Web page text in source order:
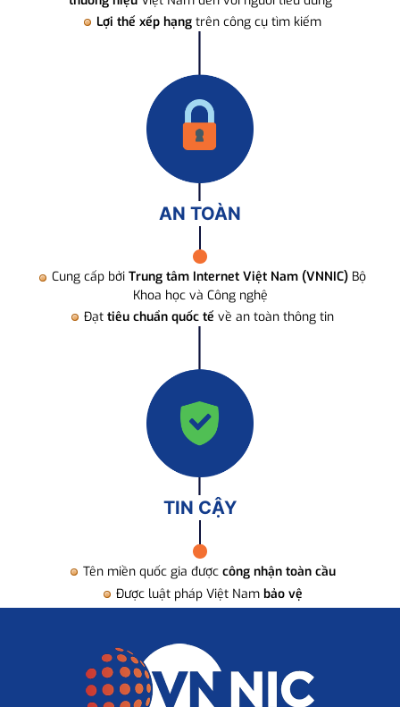
Lợi thế xếp hạng trên công cụ tìm kiếm
AN TOÀN
Cung cấp bởi Trung tâm Internet Việt Nam (VNNIC) Bộ
Khoa học và Công nghệ
Đạt tiêu chuẩn quốc tế về an toàn thông tin
TIN CẬY
Tên miền quốc gia được công nhận toàn cầu
Được luật pháp Việt Nam bảo vệ